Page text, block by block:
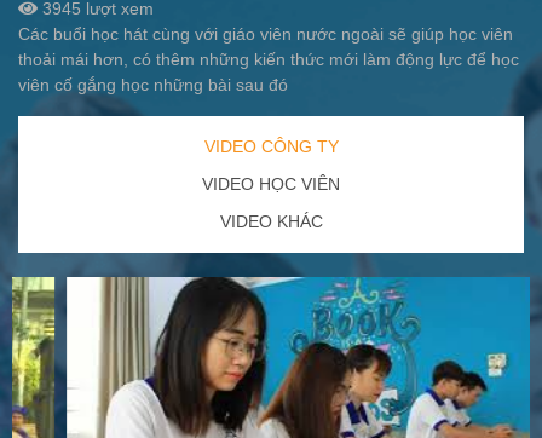
3945 lượt xem
Các buổi học hát cùng với giáo viên nước ngoài sẽ giúp học viên
thoải mái hơn, có thêm những kiến thức mới làm động lực để học
viên cố gắng học những bài sau đó
VIDEO CÔNG TY
VIDEO HỌC VIÊN
VIDEO KHÁC